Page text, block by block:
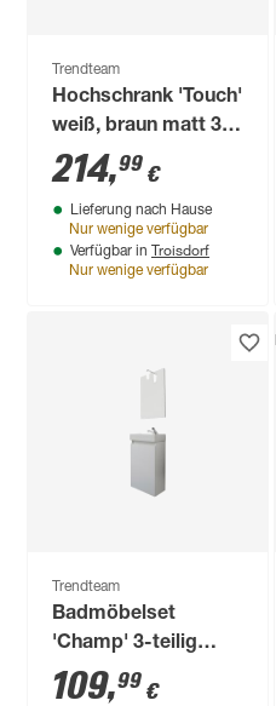
Trendteam
Hochschrank 'Touch'
weiß, braun matt 36
x 191 x 29 cm
214,99 €
Lieferung nach Hause
Nur wenige verfügbar
Verfügbar in Troisdorf
Nur wenige verfügbar
Trendteam
Badmöbelset
'Champ' 3-teilig
weiß
109,99 €